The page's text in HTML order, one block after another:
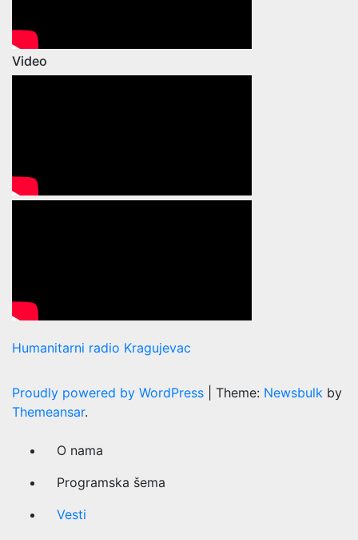
Video
Humanitarni radio Kragujevac
Proudly powered by WordPress Theme: Newsbulk by
Themeansar.
O nama
Programska šema
Vesti